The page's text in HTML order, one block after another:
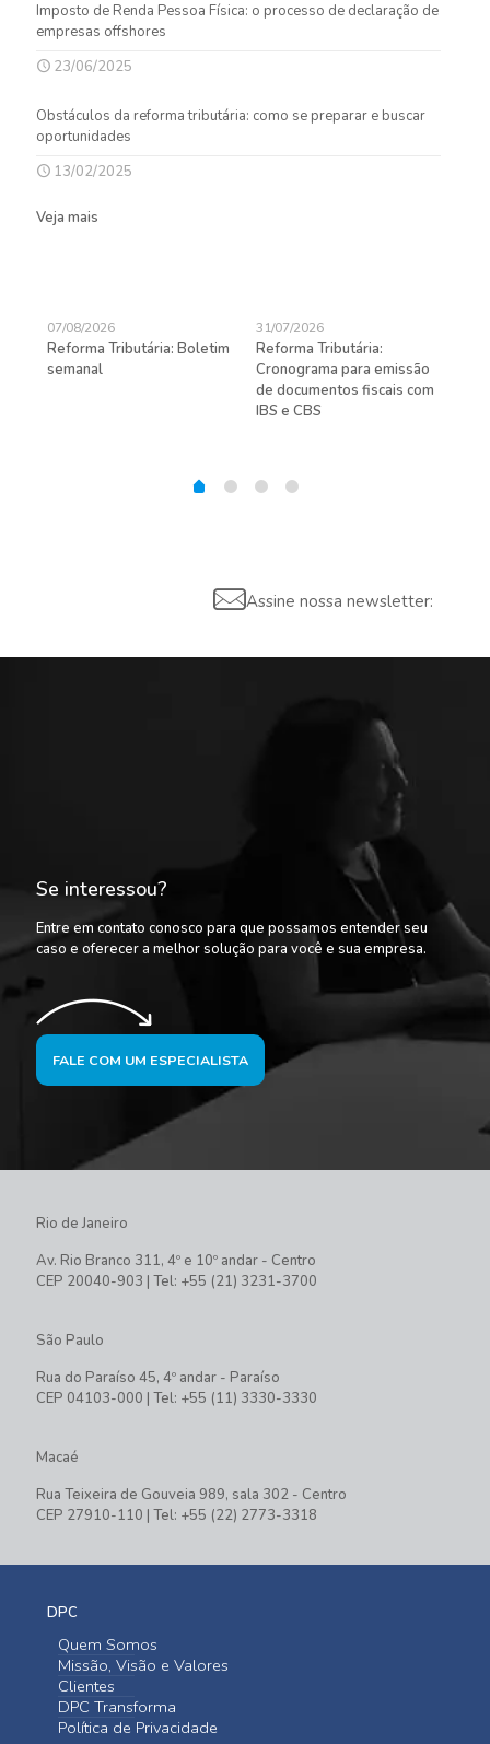
Imposto de Renda Pessoa Física: o processo de declaração de
empresas offshores
23/06/2025
Obstáculos da reforma tributária: como se preparar e buscar
oportunidades
13/02/2025
Veja mais
07/08/2026
Reforma Tributária: Boletim
semanal
31/07/2026
Reforma Tributária:
Cronograma para emissão
de documentos fiscais com
IBS e CBS
Assine nossa newsletter:
Se interessou?
Entre em contato conosco para que possamos entender seu
caso e oferecer a melhor solução para você e sua empresa.
FALE COM UM ESPECIALISTA
Rio de Janeiro
Av. Rio Branco 311, 4º e 10º andar - Centro
CEP 20040-903 | Tel: +55 (21) 3231-3700
São Paulo
Rua do Paraíso 45, 4º andar - Paraíso
CEP 04103-000 | Tel: +55 (11) 3330-3330
Macaé
Rua Teixeira de Gouveia 989, sala 302 - Centro
CEP 27910-110 | Tel: +55 (22) 2773-3318
DPC
Quem Somos
Missão, Visão e Valores
Clientes
DPC Transforma
Política de Privacidade